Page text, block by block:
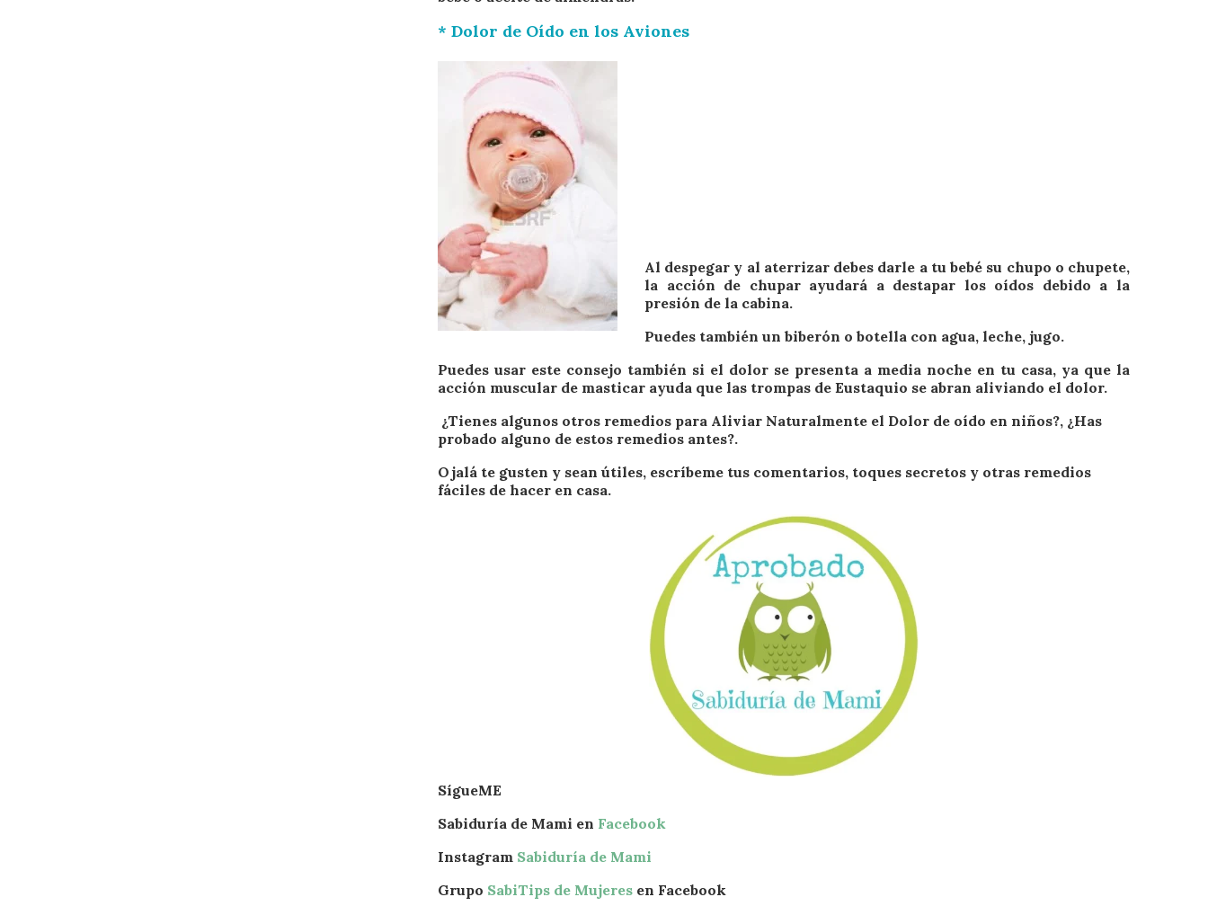
* Dolor de Oído en los Aviones
Al despegar y al aterrizar debes darle a tu bebé su chupo o chupete,
la acción de chupar ayudará a destapar los oídos debido a la
presión de la cabina.
Puedes también un biberón o botella con agua, leche, jugo.
Puedes usar este consejo también si el dolor se presenta a media noche en tu casa, ya que la
acción muscular de masticar ayuda que las trompas de Eustaquio se abran aliviando el dolor.
¿Tienes algunos otros remedios para Aliviar Naturalmente el Dolor de oído en niños?, ¿Has
probado alguno de estos remedios antes?.
Ojalá te gusten y sean útiles, escríbeme tus comentarios, toques secretos y otras remedios
fáciles de hacer en casa.
SígueME
Sabiduría de Mami en Facebook
Instagram Sabiduría de Mami
Grupo SabiTips de Mujeres en Facebook